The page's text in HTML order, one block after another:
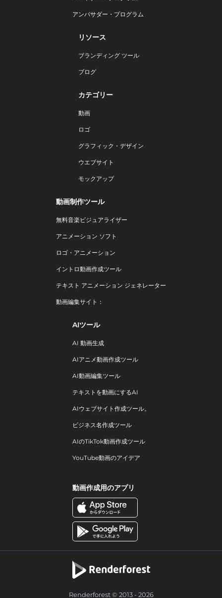
アンバサダー・プログラム
リソース
ブランディング ツール
ブログ
カテゴリー
動画
ロゴ
グラフィック・デザイン
ウエブサイト
モックアップ
動画制作ツール
無料音楽ビジュアライザー
アニメーション ソフト
ロゴ・アニメーション
イントロ動画作成ツール
テキスト アニメーション ジェネレーター
動画編集サイト：
AIツール
AI 動画生成
AIアニメ動画作成ツール
AI動画編集ツール
テキストを動画にするAI
AIウェブサイト作成ツール。
ビジネス名作成ツール
AIのTikTok動画作成ツール
YouTube動画のアイデア
動画作成用のアプリ
Renderforest © 2013 - 2026